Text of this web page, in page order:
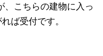
、こちらの建物に入っ
ば受付です。